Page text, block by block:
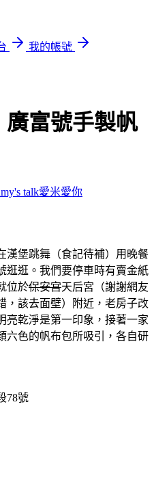
我的帳號
廣富號手製帆
talk愛米愛你
漢堡跳舞（食記待補）用晚餐
逛逛。我們要停車時有賣金紙
位於保安宮天后宮（謝謝網友
，該去面壁）附近，老房子改
亮乾淨是第一印象，接著一家
六色的帆布包所吸引，各自研
78號